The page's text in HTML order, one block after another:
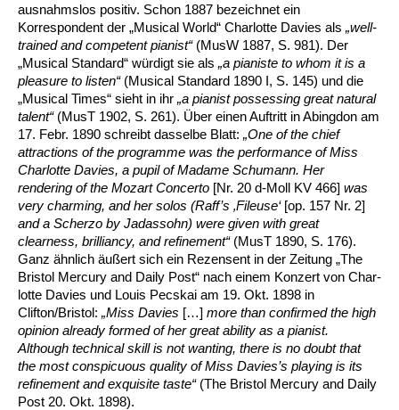
ausnahmslos positiv. Schon 1887 bezeichnet ein
Korrespondent der „Musical World“ Charlotte Davies als „well-
trained and competent pianist“(MusW 1887, S. 981). Der
„Musi­cal Standard“ würdigt sie als „a pianiste to whom it is a
pleasure to listen“ (Musical Standard 1890 I, S. 145) und die
„Musical Times“ sieht in ihr „a pianist possessing great natural
tal­ent“(MusT 1902, S. 261). Über einen Auftritt in Abingdon am
17. Febr. 1890 schreibt das­selbe Blatt: „One of the chief
attractions of the programme was the performance of Miss
Charlotte Davies, a pupil of Madame Schumann. Her
rendering of the Mo­zart Concerto [Nr. 20 d-Moll KV 466] was
very charming, and her solos (Raff’s ‚Fileuse‘ [op. 157 Nr. 2]
and a Scherzo by Jadassohn) were given with great
clearness, bril­liancy, and refinement“(MusT 1890, S. 176).
Ganz ähnlich äußert sich ein Rezensent in der Zeitung „The
Bristol Mercury and Daily Post“ nach einem Konzert von Char­
lotte Davies und Louis Pecskai am 19. Okt. 1898 in
Clifton/Bristol: „Miss Davies […] more than confirmed the high
opinion already formed of her great ability as a pianist.
Although technical skill is not wanting, there is no doubt that
the most conspicuous quality of Miss Davies’s playing is its
refinement and exquisite taste“(The Bristol Mercury and Daily
Post 20. Okt. 1898).